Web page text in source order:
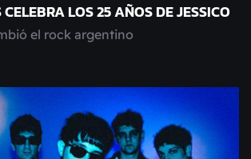
LOS 25 AÑOS DE JESSICO
el rock argentino